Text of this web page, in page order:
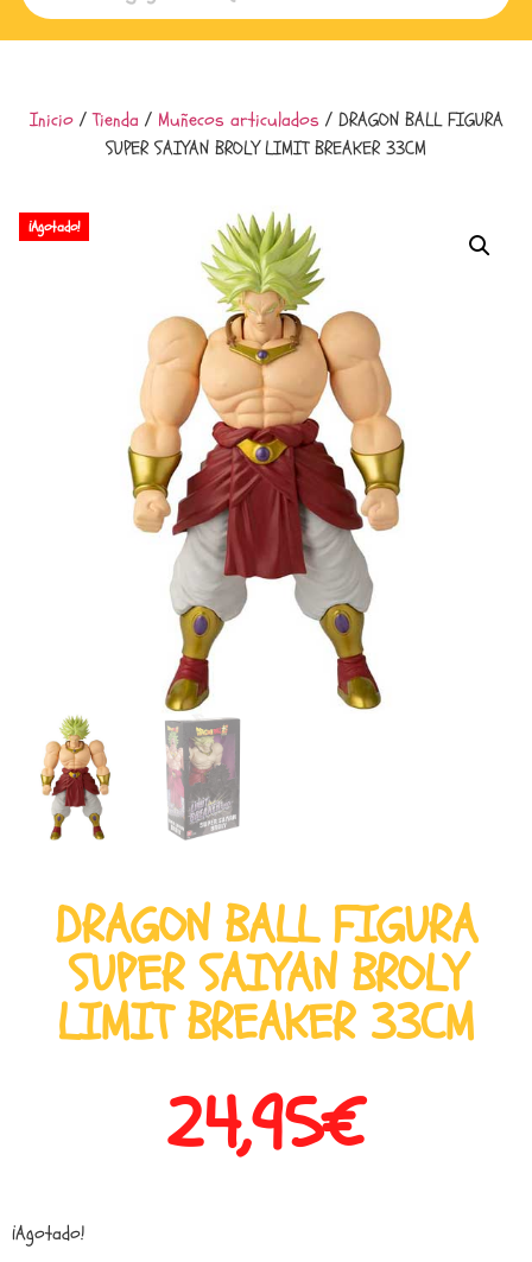
Inicio/Tienda / Muñecos articulados / DRAGON BALL FIGURA
SUPER SAIYAN BROLY LIMIT BREAKER 33CM
¡Agotado!
DRAGON BALL FIGURA
SUPER SAIYAN BROLY
LIMIT BREAKER 33CM
24,95€
¡Agotado!